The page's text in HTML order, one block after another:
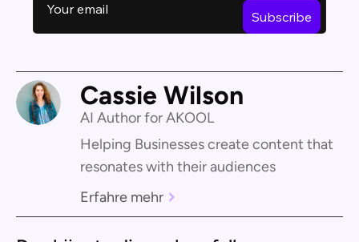
Cassie Wilson
AI Author for AKOOL
Helping Businesses create content that
resonates with their audiences
Erfahre mehr